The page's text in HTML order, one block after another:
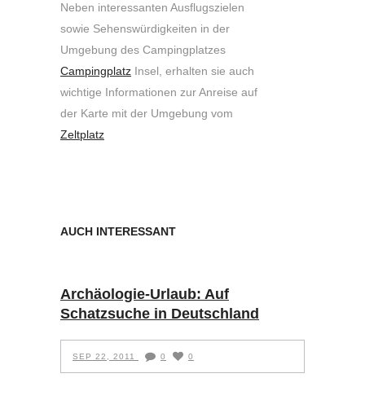
Neben interessanten Ausflugszielen
sowie Sehenswürdigkeiten in der
Umgebung des Campingplatzes
Campingplatz Insel, erhalten sie auch
wichtige Informationen zur Anreise auf
der Karte mit der Umgebung vom
Zeltplatz
AUCH INTERESSANT
Archäologie-Urlaub: Auf
Schatzsuche in Deutschland
SEP 22, 2011 0 0